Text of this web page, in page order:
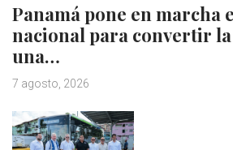
Panamá pone en marcha
nacional para convertir la
una…
7 agosto, 2026